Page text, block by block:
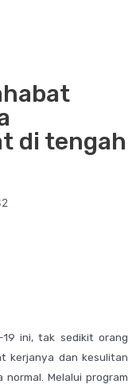
di tengah
ini, tak sedikit orang
kerjanya dan kesulitan
Melalui program